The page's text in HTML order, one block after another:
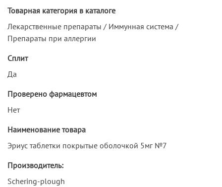
Товарная категория в каталоге
Лекарственные препараты / Иммунная система /
Препараты при аллергии
Сплит
Да
Проверено фармацевтом
Нет
Наименование товара
Эриус таблетки покрытые оболочкой 5мг №7
Производитель:
Schering-plough